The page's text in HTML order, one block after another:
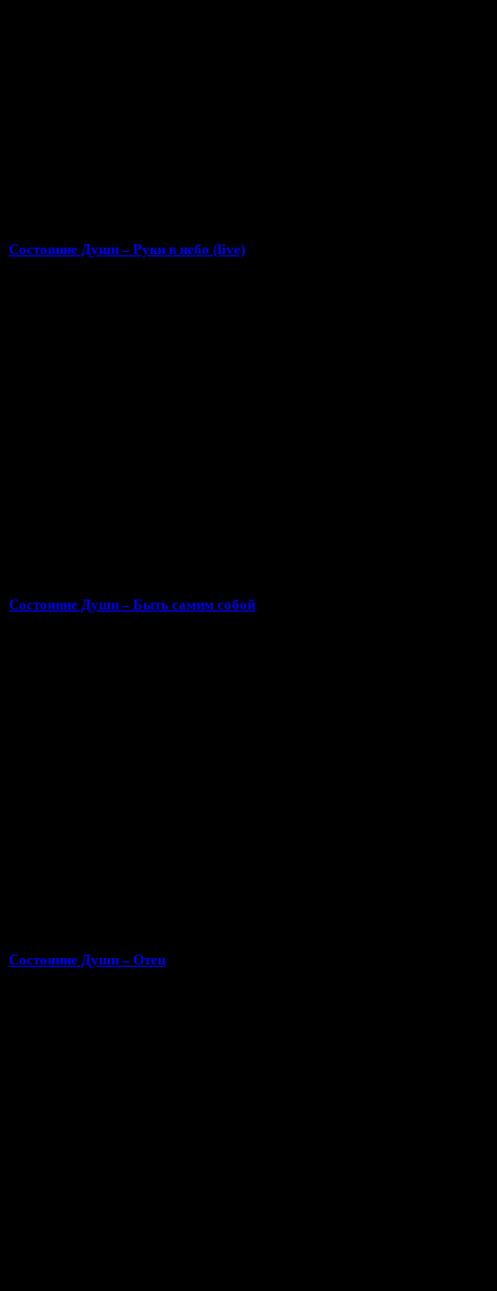
Состояние Души – Руки в небо (live)
Состояние Души – Быть самим собой
Состояние Души – Отец